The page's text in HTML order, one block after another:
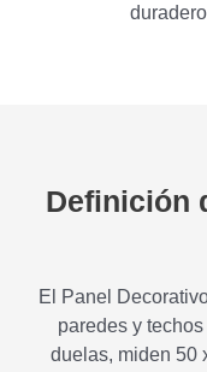
Definición
El Panel
paredes y
duelas, miden 50